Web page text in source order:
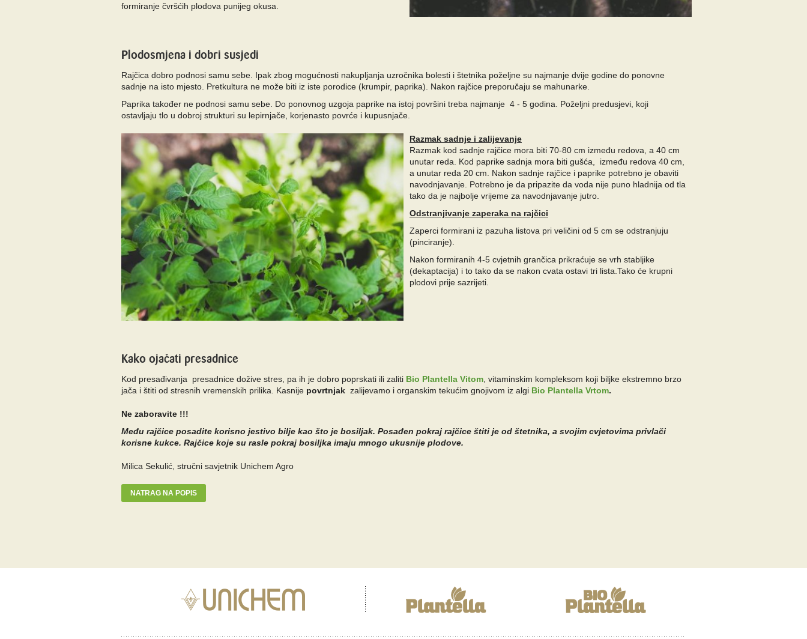
formiranje čvršćih plodova punijeg okusa.
Plodosmjena i dobri susjedi
Rajčica dobro podnosi samu sebe. Ipak zbog mogućnosti nakupljanja uzročnika bolesti i štetnika poželjne su najmanje dvije godine do ponovne
sadnje na isto mjesto. Pretkultura ne može biti iz iste porodice (krumpir, paprika). Nakon rajčice preporučaju se mahunarke.
Paprika također ne podnosi samu sebe. Do ponovnog uzgoja paprike na istoj površini treba najmanje 4 - 5 godina. Poželjni predusjevi, koji
ostavljaju tlo u dobroj strukturi su lepirnjače, korjenasto povrće i kupusnjače.
Razmak sadnje i zalijevanje
Razmak kod sadnje rajčice mora biti 70-80 cm između redova, a 40 cm
unutar reda. Kod paprike sadnja mora biti gušća, između redova 40 cm,
a unutar reda 20 cm. Nakon sadnje rajčice i paprike potrebno je obaviti
navodnjavanje. Potrebno je da pripazite da voda nije puno hladnija od tla
tako da je najbolje vrijeme za navodnjavanje jutro.
Odstranjivanje zaperaka na rajčici
Zaperci formirani iz pazuha listova pri veličini od 5 cm se odstranjuju
(pinciranje).
Nakon formiranih 4-5 cvjetnih grančica prikraćuje se vrh stabljike
(dekaptacija) i to tako da se nakon cvata ostavi tri lista.Tako će krupni
plodovi prije sazrijeti.
Kako ojačati presadnice
Kod presađivanja presadnice dožive stres, pa ih je dobro poprskati ili zaliti Bio Plantella Vitom , vitaminskim kompleksom koji biljke ekstremno brzo
jača i štiti od stresnih vremenskih prilika. Kasnije povrtnjak zalijevamo i organskim tekućim gnojivom iz algi Bio Plantella Vrtom.
Ne zaboravite !!!
Među rajčice posadite korisno jestivo bilje kao što je bosiljak. Posađen pokraj rajčice štiti je od štetnika, a svojim cvjetovima privlači
korisne kukce. Rajčice koje su rasle pokraj bosiljka imaju mnogo ukusnije plodove.
Milica Sekulić, stručni savjetnik Unichem Agro
NATRAG NA POPIS